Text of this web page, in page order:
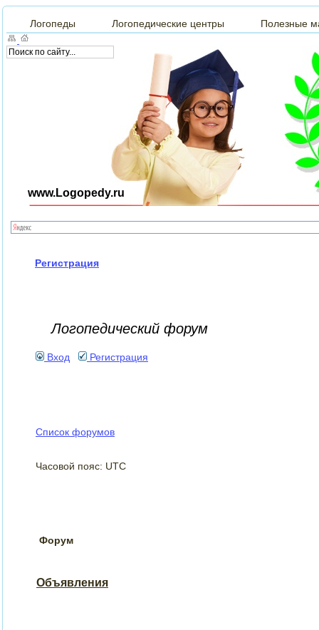
Логопеды Логопедические центры Полезные
www.Logopedy.ru
Регистрация
Логопедический форум
Вход Регистрация
Список форумов
Часовой пояс: UTC
Форум
Объявления